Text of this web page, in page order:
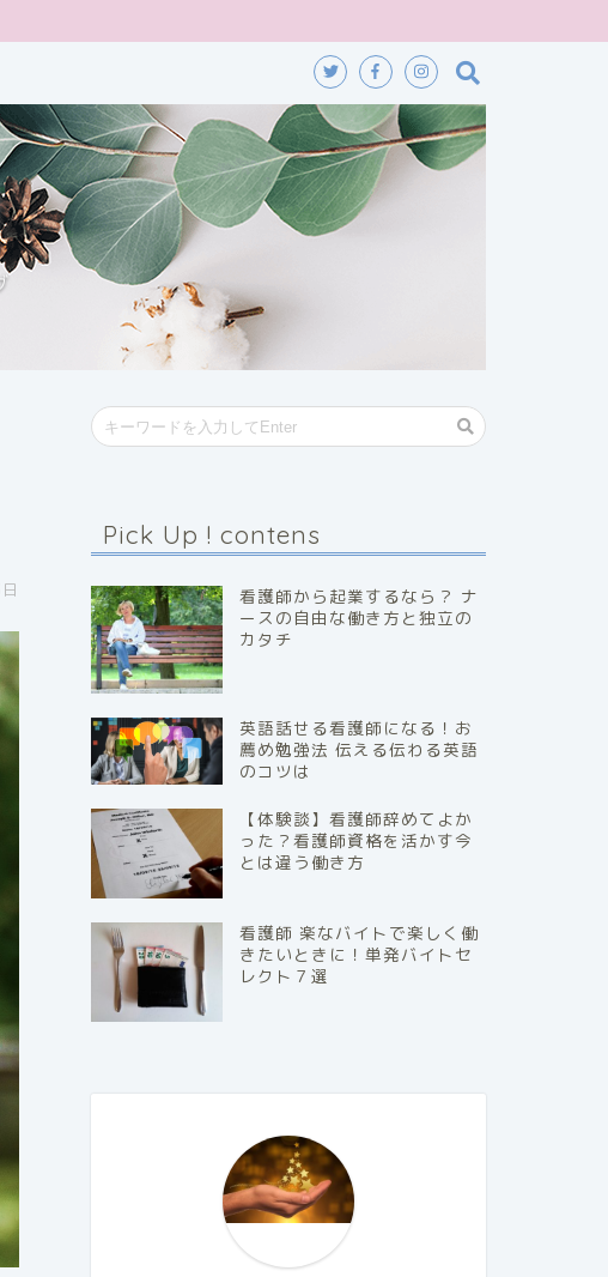
Pick Up ! contens
看護師から起業するなら？ ナ
ースの自由な働き方と独立の
カタチ
英語話せる看護師になる！お
薦め勉強法 伝える伝わる英語
のコツは
【体験談】看護師辞めてよか
った？看護師資格を活かす今
とは違う働き方
看護師 楽なバイトで楽しく働
きたいときに！単発バイトセ
レクト７選